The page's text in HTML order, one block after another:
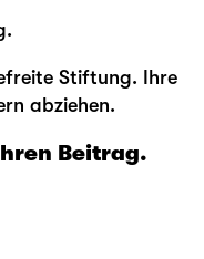
Stiftung. Ihre
abziehen.
Beitrag.